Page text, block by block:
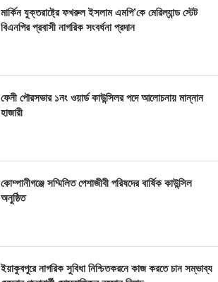
মার্কিন যুক্তরাষ্ট্রে ফখরুল ইসলাম এমপি’কে মেরিল্যান্ড স্টেট
বিএনপির প্রবাসী নাগরিক সংবর্ধনা প্রদান
ফেনী পৌরসভার ১নং ওয়ার্ড কাউন্সিলর পদে আলোচনায় মান্নান
হাজারী
কোম্পানীগঞ্জে সম্মিলিত পেশাজীবী পরিষদের বার্ষিক কাউন্সিল
অনুষ্ঠিত
ইয়াকুবপুরে নাগরিক সুবিধা নিশ্চিতকরনে কাজ করতে চান সম্ভাব্য